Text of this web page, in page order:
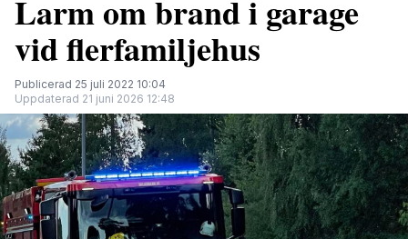
Larm om brand i garage
vid flerfamiljehus
Publicerad 25 juli 2022 10:04
Uppdaterad 21 juni 2026 12:48